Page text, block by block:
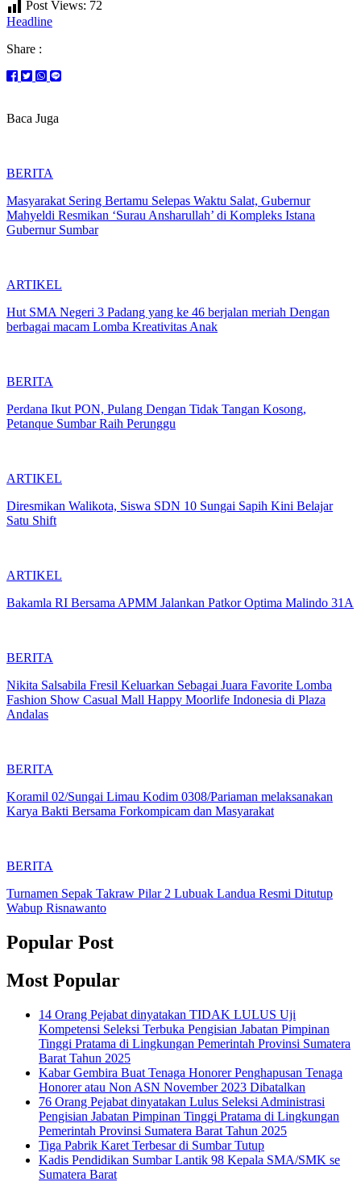
Post Views: 72
Headline
Share :
Baca Juga
BERITA
Masyarakat Sering Bertamu Selepas Waktu Salat, Gubernur
Mahyeldi Resmikan ‘Surau Ansharullah’ di Kompleks Istana
Gubernur Sumbar
ARTIKEL
Hut SMA Negeri 3 Padang yang ke 46 berjalan meriah Dengan
berbagai macam Lomba Kreativitas Anak
BERITA
Perdana Ikut PON, Pulang Dengan Tidak Tangan Kosong,
Petanque Sumbar Raih Perunggu
ARTIKEL
Diresmikan Walikota, Siswa SDN 10 Sungai Sapih Kini Belajar
Satu Shift
ARTIKEL
Bakamla RI Bersama APMM Jalankan Patkor Optima Malindo 31A
BERITA
Nikita Salsabila Fresil Keluarkan Sebagai Juara Favorite Lomba
Fashion Show Casual Mall Happy Moorlife Indonesia di Plaza
Andalas
BERITA
Koramil 02/Sungai Limau Kodim 0308/Pariaman melaksanakan
Karya Bakti Bersama Forkompicam dan Masyarakat
BERITA
Turnamen Sepak Takraw Pilar 2 Lubuak Landua Resmi Ditutup
Wabup Risnawanto
Popular Post
Most Popular
14 Orang Pejabat dinyatakan TIDAK LULUS Uji
Kompetensi Seleksi Terbuka Pengisian Jabatan Pimpinan
Tinggi Pratama di Lingkungan Pemerintah Provinsi Sumatera
Barat Tahun 2025
Kabar Gembira Buat Tenaga Honorer Penghapusan Tenaga
Honorer atau Non ASN November 2023 Dibatalkan
76 Orang Pejabat dinyatakan Lulus Seleksi Administrasi
Pengisian Jabatan Pimpinan Tinggi Pratama di Lingkungan
Pemerintah Provinsi Sumatera Barat Tahun 2025
Tiga Pabrik Karet Terbesar di Sumbar Tutup
Kadis Pendidikan Sumbar Lantik 98 Kepala SMA/SMK se
Sumatera Barat